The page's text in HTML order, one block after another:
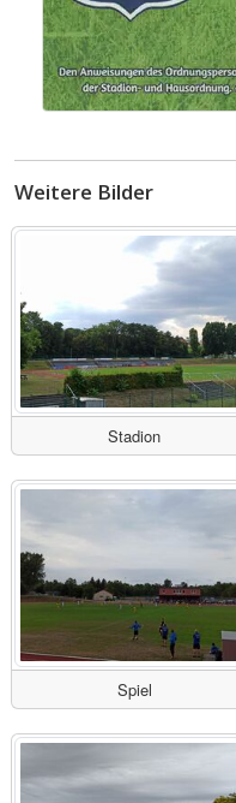
Weitere Bilder
Stadion
Spiel